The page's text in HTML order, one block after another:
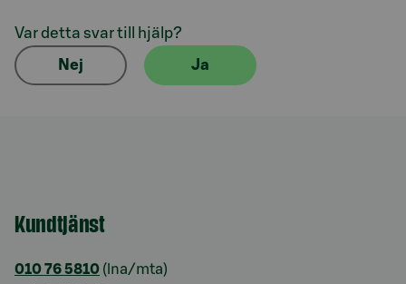
Var detta svar till hjälp?
Nej Ja
Kundtjänst
010 76 5810 (lna/mta)